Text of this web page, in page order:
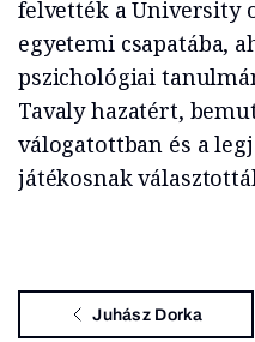
felvették a University
egyetemi csapatába,
pszichológiai
Tavaly hazatért,
válogatottban és a
játékosnak
Juhász Dorka